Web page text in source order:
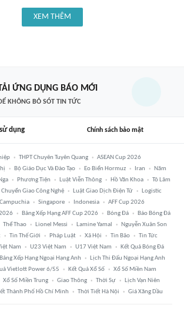
XEM THÊM
ỨNG DỤNG BÁO MỚI
KHÔNG BỎ SÓT TIN TỨC
dụng Chính sách bảo mật
THPT Chuyên Tuyên Quang
ASEAN Cup 2026
Bộ Giáo Dục Và Đào Tạo Eo Biển Hormuz Iran
Năm
Phương Tiện Luật Viễn Thông Hồ Văn Khoa
Tô Lâm
Giao Công Nghệ Luật Giao Dịch Điện Tử
Logistic
Campuchia Singapore Indonesia
AFF Cup 2026
Bảng Xếp Hạng AFF Cup 2026 Bóng Đá
Báo Bóng Đá
Thể Thao Lionel Messi Lamine Yamal
Nguyễn Xuân Son
Tin Thế Giới Pháp Luật Xã Hội Tin Bão
Tin Tức
Nam U23 Việt Nam U17 Việt Nam
Kết Quả Bóng Đá
Bảng Xếp Hạng Ngoại Hạng Anh
Lịch Thi Đấu Ngoại Hạng Anh
Vietlott Power 6/55 Kết Quả Xổ Số
Xổ Số Miền Nam
Xổ Số Miền Trung Giao Thông Thời Sự
Lịch Vạn Niên
Thành Phố Hồ Chí Minh Thời Tiết Hà Nội Giá Xăng Dầu